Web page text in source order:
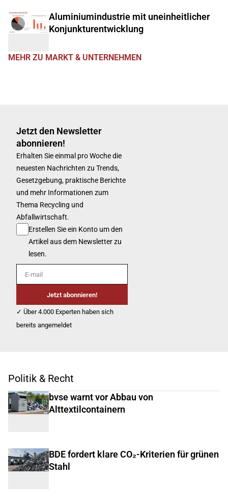
Aluminiumindustrie mit uneinheitlicher
Konjunkturentwicklung
MEHR ZU MARKT & UNTERNEHMEN
Jetzt den Newsletter
abonnieren!
Erhalten Sie einmal pro Woche die
neuesten Nachrichten zu Trends,
Gesetzgebung, praktische Berichte
und mehr Informationen zum
Thema Recycling und
Abfallwirtschaft.
Erstellen Sie ein Konto um den
Artikel aus dem Newsletter zu
lesen.
E-mail
Jetzt abonnieren!
✓ Über 4.000 Experten haben sich
bereits angemeldet
Politik & Recht
bvse warnt vor Abbau von
Alttextilcontainern
BDE fordert klare CO₂-Kriterien für grünen
Stahl